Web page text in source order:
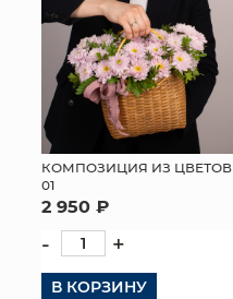
КОМПОЗИЦИЯ ИЗ ЦВЕТОВ
01
2 950 ₽
- +
В КОРЗИНУ